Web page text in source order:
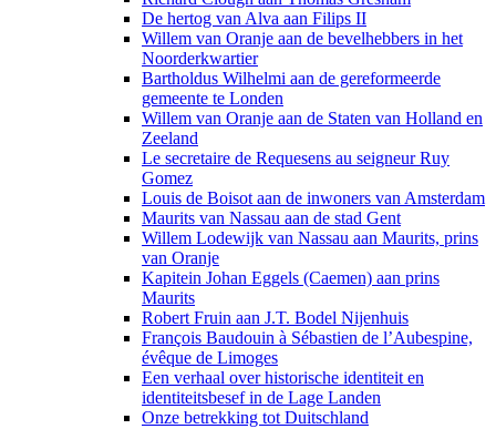
De hertog van Alva aan Filips II
Willem van Oranje aan de bevelhebbers in het
Noorderkwartier
Bartholdus Wilhelmi aan de gereformeerde
gemeente te Londen
Willem van Oranje aan de Staten van Holland en
Zeeland
Le secretaire de Requesens au seigneur Ruy
Gomez
Louis de Boisot aan de inwoners van Amsterdam
Maurits van Nassau aan de stad Gent
Willem Lodewijk van Nassau aan Maurits, prins
van Oranje
​Kapitein Johan Eggels (Caemen) aan prins
Maurits
Robert Fruin aan J.T. Bodel Nijenhuis
François Baudouin à Sébastien de l’Aubespine,
évêque de Limoges
Een verhaal over historische identiteit en
identiteitsbesef in de Lage Landen
Onze betrekking tot Duitschland